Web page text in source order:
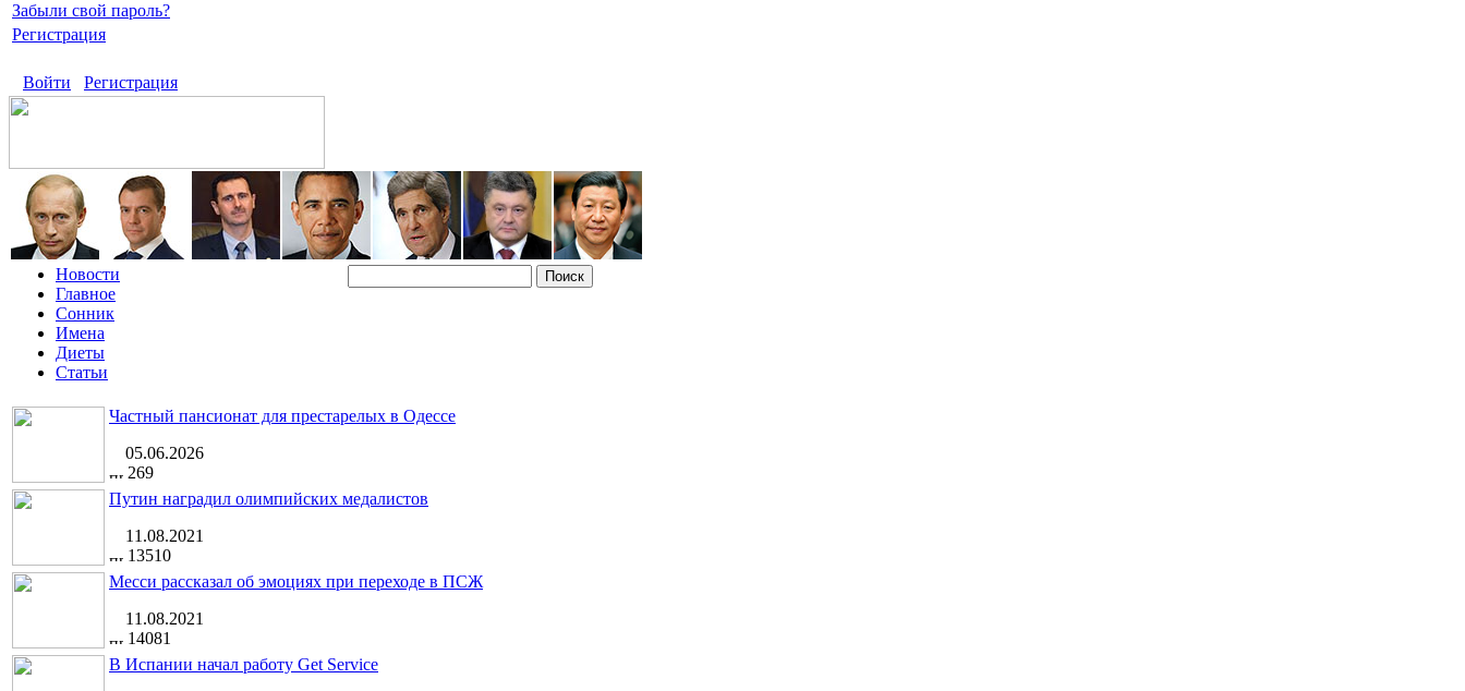
Забыли свой пароль?
Регистрация
Войти Регистрация
Новости
Главное
Сонник
Имена
Диеты
Статьи
Частный пансионат для престарелых в Одессе
05.06.2026
269
Путин наградил олимпийских медалистов
11.08.2021
13510
Месси рассказал об эмоциях при переходе в ПСЖ
11.08.2021
14081
В Испании начал работу Get Service